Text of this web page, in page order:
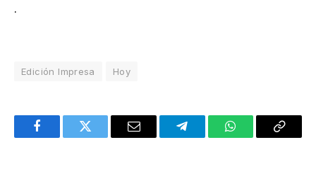
.
Edición Impresa Hoy
FacebookTwitter Email TelegramWhatsAppCopy